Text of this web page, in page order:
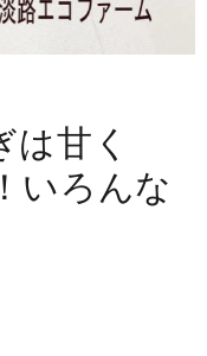
は甘く
いろんな